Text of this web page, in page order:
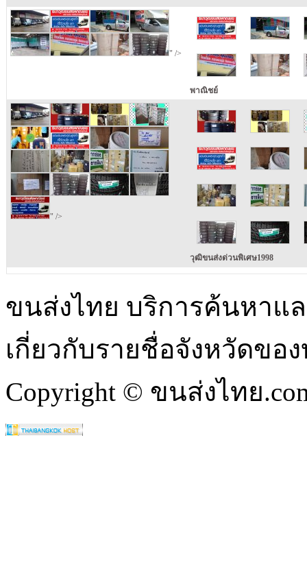
" />
พาณิชย์
" />
วุฒิขนส่งด่วนพิเศษ1998
ขนส่งไทย บริการค้นหาแ
เกี่ยวกับรายชื่อจังหวัดขอ
Copyright © ขนส่งไทย